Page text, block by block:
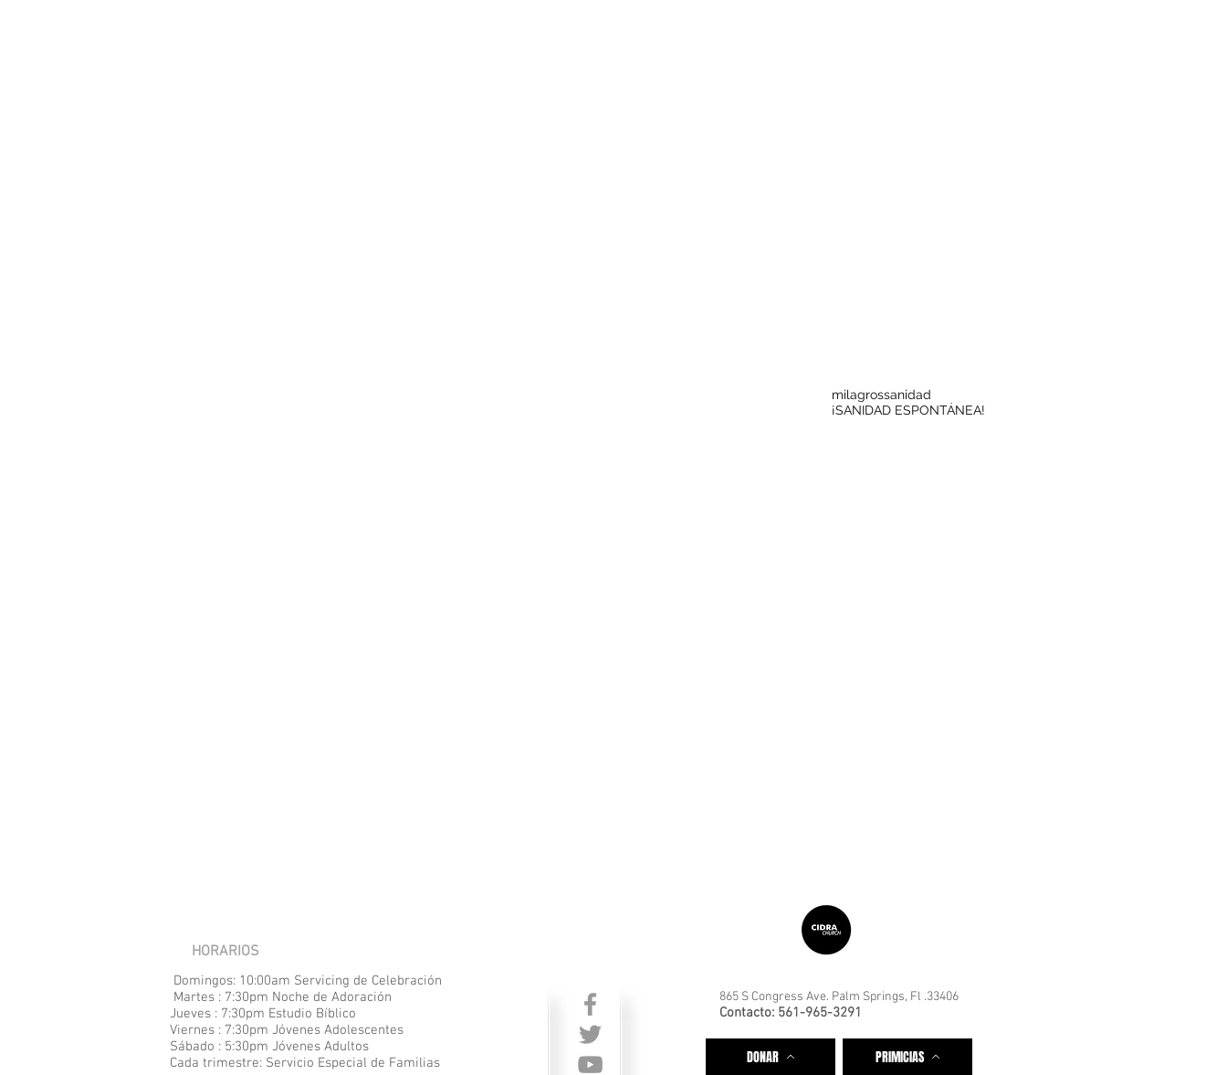
milagrossanidad
¡SANIDAD ESPONTÁNEA!
HORARIOS
Domingos: 10:00am Servicing de Celebración
Martes : 7:30pm Noche de Adoración
Jueves : 7:30pm Estudio Bíblico
Viernes : 7:30pm Jóvenes Adolescentes
Sábado : 5:30pm Jóvenes Adultos
Cada trimestre: Servicio Especial de Familias
865 S Congress Ave. Palm Springs, Fl .33406
Contacto: 561-965-3291
DONAR PRIMICIAS